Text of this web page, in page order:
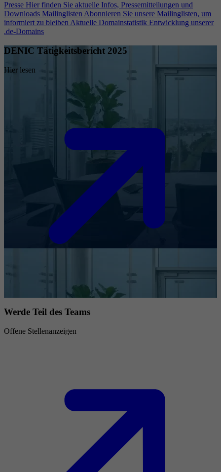
Presse Hier finden Sie aktuelle Infos, Pressemitteilungen und
Downloads Mailinglisten Abonnieren Sie unsere Mailinglisten, um
informiert zu bleiben Aktuelle Domainstatistik Entwicklung unserer
.de-Domains
DENIC Tätigkeitsbericht 2025
Hier lesen
Werde Teil des Teams
Offene Stellenanzeigen